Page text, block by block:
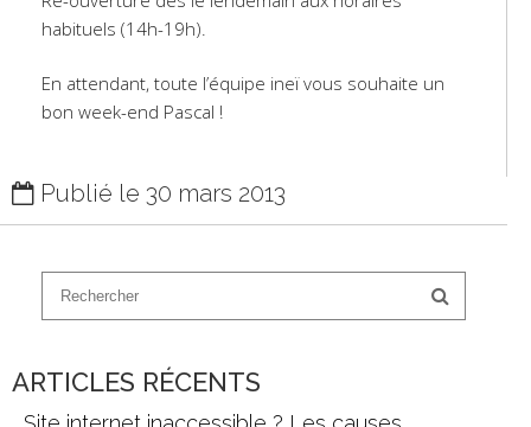
habituels (14h-19h).
En attendant, toute l’équipe ineï vous souhaite un
bon week-end Pascal !
Publié le 30 mars 2013
ARTICLES RÉCENTS